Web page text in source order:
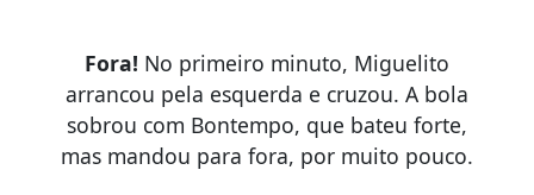
Fora! No primeiro minuto, Miguelito
arrancou pela esquerda e cruzou. A bola
sobrou com Bontempo, que bateu forte,
mas mandou para fora, por muito pouco.